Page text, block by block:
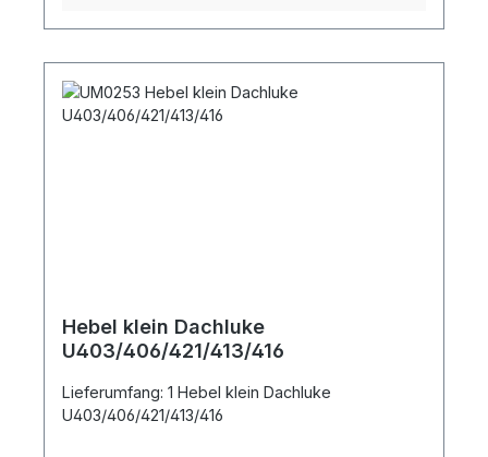
Hebel klein Dachluke
U403/406/421/413/416
Lieferumfang: 1 Hebel klein Dachluke
U403/406/421/413/416